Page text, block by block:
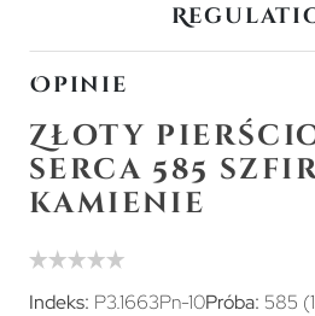
Opinie
Złoty
serca 585
kamienie
Indeks: P3.1663Pn-10Próba: 585